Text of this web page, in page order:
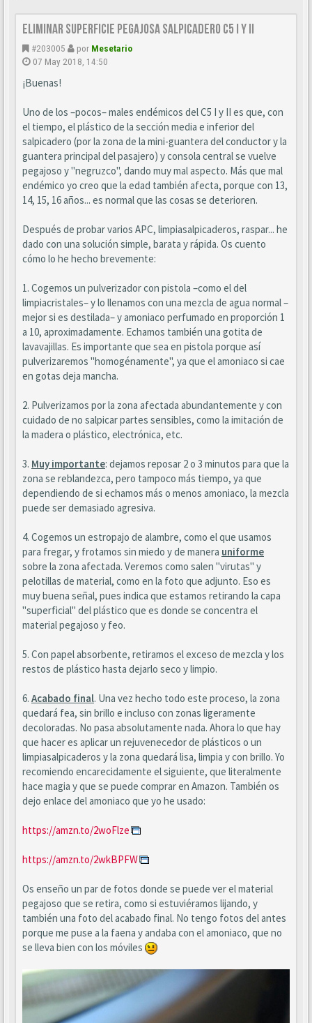
Eliminar superficie pegajosa salpicadero C5 I y II
#203005 por Mesetario
07 May 2018, 14:50
¡Buenas!
Uno de los –pocos– males endémicos del C5 I y II es que, con
el tiempo, el plástico de la sección media e inferior del
salpicadero (por la zona de la mini-guantera del conductor y la
guantera principal del pasajero) y consola central se vuelve
pegajoso y "negruzco", dando muy mal aspecto. Más que mal
endémico yo creo que la edad también afecta, porque con 13,
14, 15, 16 años... es normal que las cosas se deterioren.
Después de probar varios APC, limpiasalpicaderos, raspar... he
dado con una solución simple, barata y rápida. Os cuento
cómo lo he hecho brevemente:
1. Cogemos un pulverizador con pistola –como el del
limpiacristales– y lo llenamos con una mezcla de agua normal –
mejor si es destilada– y amoniaco perfumado en proporción 1
a 10, aproximadamente. Echamos también una gotita de
lavavajillas. Es importante que sea en pistola porque así
pulverizaremos "homogénamente", ya que el amoniaco si cae
en gotas deja mancha.
2. Pulverizamos por la zona afectada abundantemente y con
cuidado de no salpicar partes sensibles, como la imitación de
la madera o plástico, electrónica, etc.
3. Muy importante: dejamos reposar 2 o 3 minutos para que la
zona se reblandezca, pero tampoco más tiempo, ya que
dependiendo de si echamos más o menos amoniaco, la mezcla
puede ser demasiado agresiva.
4. Cogemos un estropajo de alambre, como el que usamos
para fregar, y frotamos sin miedo y de manera uniforme
sobre la zona afectada. Veremos como salen "virutas" y
pelotillas de material, como en la foto que adjunto. Eso es
muy buena señal, pues indica que estamos retirando la capa
"superficial" del plástico que es donde se concentra el
material pegajoso y feo.
5. Con papel absorbente, retiramos el exceso de mezcla y los
restos de plástico hasta dejarlo seco y limpio.
6. Acabado final. Una vez hecho todo este proceso, la zona
quedará fea, sin brillo e incluso con zonas ligeramente
decoloradas. No pasa absolutamente nada. Ahora lo que hay
que hacer es aplicar un rejuvenecedor de plásticos o un
limpiasalpicaderos y la zona quedará lisa, limpia y con brillo. Yo
recomiendo encarecidamente el siguiente, que literalmente
hace magia y que se puede comprar en Amazon. También os
dejo enlace del amoniaco que yo he usado:
https://amzn.to/2woFlze
https://amzn.to/2wkBPFW
Os enseño un par de fotos donde se puede ver el material
pegajoso que se retira, como si estuviéramos lijando, y
también una foto del acabado final. No tengo fotos del antes
porque me puse a la faena y andaba con el amoniaco, que no
se lleva bien con los móviles